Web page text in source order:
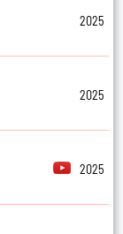
2025
2025
2025